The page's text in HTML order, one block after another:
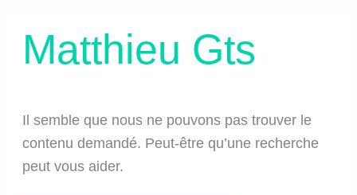
Matthieu Gts
Il semble que nous ne pouvons pas trouver le
contenu demandé. Peut-être qu’une recherche
peut vous aider.